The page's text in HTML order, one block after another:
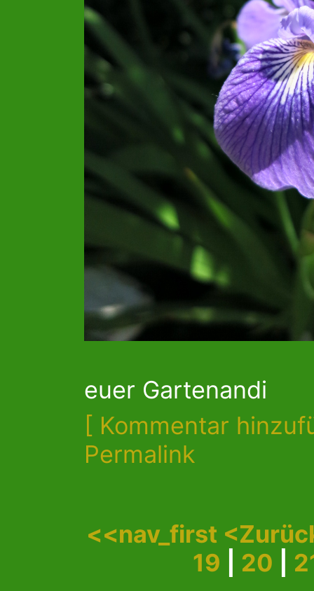
euer Gartenandi
[ Kommentar
Permalink
<<nav_first
19
20